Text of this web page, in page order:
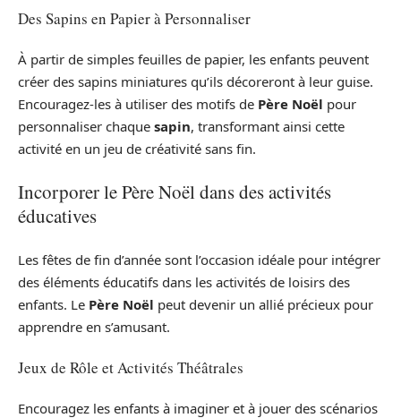
Des Sapins en Papier à Personnaliser
À partir de simples feuilles de papier, les enfants peuvent
créer des sapins miniatures qu’ils décoreront à leur guise.
Encouragez-les à utiliser des motifs de Père Noël pour
personnaliser chaque sapin, transformant ainsi cette
activité en un jeu de créativité sans fin.
Incorporer le Père Noël dans des activités
éducatives
Les fêtes de fin d’année sont l’occasion idéale pour intégrer
des éléments éducatifs dans les activités de loisirs des
enfants. Le Père Noël peut devenir un allié précieux pour
apprendre en s’amusant.
Jeux de Rôle et Activités Théâtrales
Encouragez les enfants à imaginer et à jouer des scénarios